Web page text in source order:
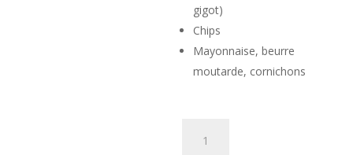
gigot)
Chips
Mayonnaise, beurre
moutarde, cornichons